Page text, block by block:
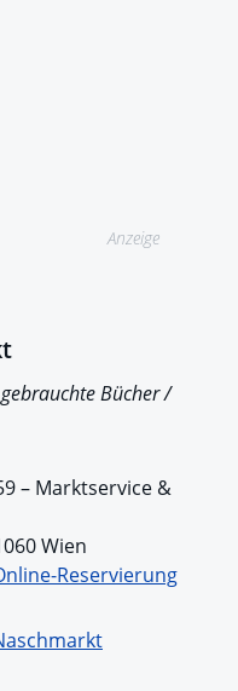
Anzeige
Bücher /
– Marktservice &
Wien
Reservierung